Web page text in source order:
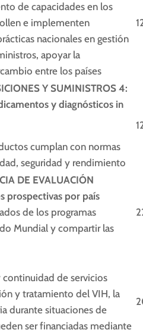
de capacidades en los
e implementen
nacionales en gestión
apoyar la
entre los países
Y SUMINISTROS 4:
y diagnósticos in
cumplan con normas
seguridad y rendimiento
DE EVALUACIÓN
prospectivas por país
de los programas
Mundial y compartir las
de servicios
y tratamiento del VIH, la
durante situaciones de
ser financiadas mediante